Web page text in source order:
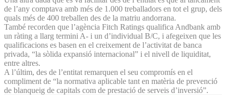
de l’any comptava amb més de 1.000 treballadors en tot el grup, dels
quals més de 400 treballen des de la matriu andorrana.
També recorden que l’agència Fitch Ratings qualifica Andbank amb
un ràting a llarg termini A- i un d’individual B/C, i afegeixen que les
qualificacions es basen en el creixement de l’activitat de banca
privada, “la sòlida expansió internacional” i el nivell de liquiditat,
entre altres.
A l’últim, des de l’entitat remarquen el seu compromís en el
compliment de “la normativa aplicable tant en matèria de prevenció
de blanqueig de capitals com de prestació de serveis d’inversió”.